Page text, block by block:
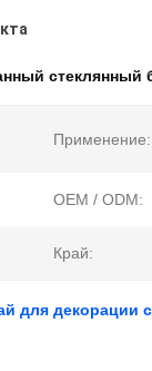
стеклянный
Применение:
OEM / ODM:
Край:
для декорации